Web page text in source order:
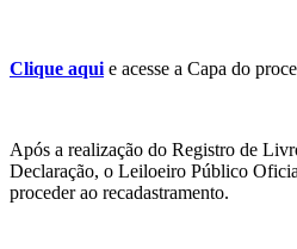
Clique aquie acesse a Capa do
Após a realização do Registro de
Declaração, o Leiloeiro Público
proceder ao recadastramento.